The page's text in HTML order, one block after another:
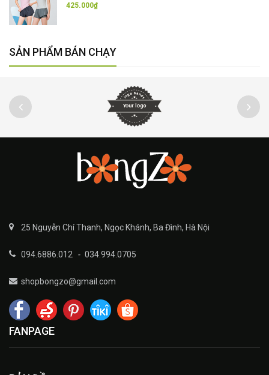
425.000₫
SẢN PHẨM BÁN CHẠY
25 Nguyễn Chí Thanh, Ngọc Khánh, Ba Đình, Hà Nội
094.6886.012 - 034.994.0705
shopbongzo@gmail.com
FANPAGE